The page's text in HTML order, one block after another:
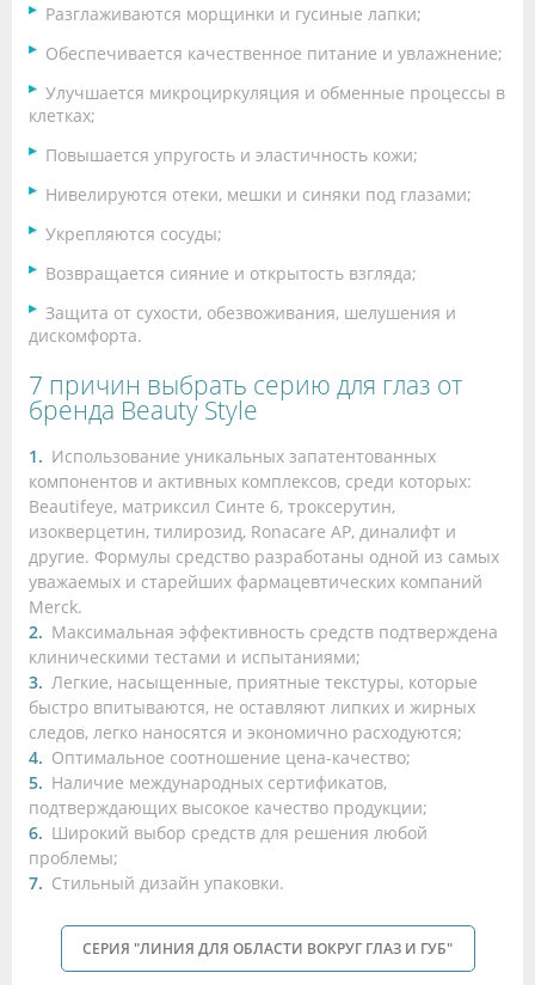
Разглаживаются морщинки и гусиные лапки;
Обеспечивается качественное питание и увлажнение;
Улучшается микроциркуляция и обменные процессы в
клетках;
Повышается упругость и эластичность кожи;
Нивелируются отеки, мешки и синяки под глазами;
Укрепляются сосуды;
Возвращается сияние и открытость взгляда;
Защита от сухости, обезвоживания, шелушения и
дискомфорта.
7 причин выбрать серию для глаз от
бренда Beauty Style
Использование уникальных запатентованных
компонентов и активных комплексов, среди которых:
Beautifeye, матриксил Синте 6, троксерутин,
изокверцетин, тилирозид, Ronacare AP, диналифт и
другие. Формулы средство разработаны одной из самых
уважаемых и старейших фармацевтических компаний
Merck.
Максимальная эффективность средств подтверждена
клиническими тестами и испытаниями;
Легкие, насыщенные, приятные текстуры, которые
быстро впитываются, не оставляют липких и жирных
следов, легко наносятся и экономично расходуются;
Оптимальное соотношение цена-качество;
Наличие международных сертификатов,
подтверждающих высокое качество продукции;
Широкий выбор средств для решения любой
проблемы;
Стильный дизайн упаковки.
СЕРИЯ "ЛИНИЯ ДЛЯ ОБЛАСТИ ВОКРУГ ГЛАЗ И ГУБ"